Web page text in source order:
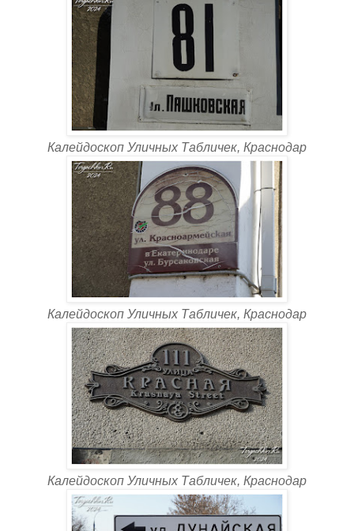
Калейдоскоп Уличных Табличек, Краснодар
Калейдоскоп Уличных Табличек, Краснодар
Калейдоскоп Уличных Табличек, Краснодар